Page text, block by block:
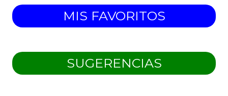
MIS FAVORITOS
SUGERENCIAS